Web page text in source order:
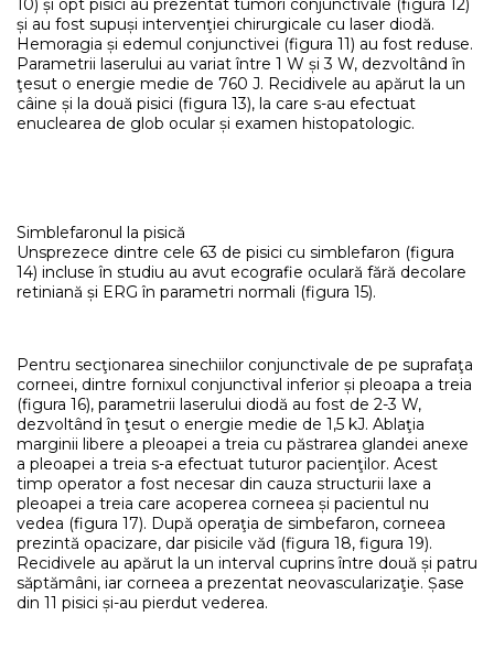
10) și opt pisici au prezentat tumori conjunctivale (figura 12)
și au fost supuși intervenţiei chirurgicale cu laser diodă.
Hemoragia și edemul conjunctivei (figura 11) au fost reduse.
Parametrii laserului au variat între 1 W și 3 W, dezvoltând în
ţesut o energie medie de 760 J. Recidivele au apărut la un
câine și la două pisici (figura 13), la care s-au efectuat
enuclearea de glob ocular și examen histopatologic.
Simblefaronul la pisică
Unsprezece dintre cele 63 de pisici cu simblefaron (figura
14) incluse în studiu au avut ecografie oculară fără decolare
retiniană și ERG în parametri normali (figura 15).
Pentru secţionarea sinechiilor conjunctivale de pe suprafaţa
corneei, dintre fornixul conjunctival inferior și pleoapa a treia
(figura 16), parametrii laserului diodă au fost de 2-3 W,
dezvoltând în ţesut o energie medie de 1,5 kJ. Ablaţia
marginii libere a pleoapei a treia cu păstrarea glandei anexe
a pleoapei a treia s-a efectuat tuturor pacienţilor. Acest
timp operator a fost necesar din cauza structurii laxe a
pleoapei a treia care acoperea corneea și pacientul nu
vedea (figura 17). După operaţia de simbefaron, corneea
prezintă opacizare, dar pisicile văd (figura 18, figura 19).
Recidivele au apărut la un interval cuprins între două și patru
săptămâni, iar corneea a prezentat neovascularizaţie. Șase
din 11 pisici și-au pierdut vederea.